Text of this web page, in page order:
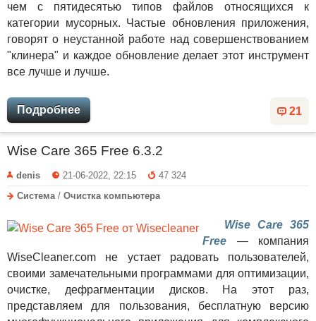
чем с пятидесятью типов файлов относящихся к
категории мусорных. Частые обновления приложения,
говорят о неустанной работе над совершенствованием
"клинера" и каждое обновление делает этот инструмент
все лучше и лучше.
21
Подробнее
Wise Care 365 Free 6.3.2
denis 21-06-2022, 22:15
47 324
Система / Очистка компьютера
Wise Care 365
Free — компания
WiseCleaner.com не устает радовать пользователей,
своими замечательными программами для оптимизации,
очистке, дефрагментации дисков. На этот раз,
представляем для пользования, бесплатную версию